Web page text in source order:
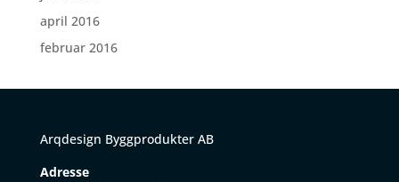
april 2016
februar 2016
Arqdesign Byggprodukter AB
Adresse